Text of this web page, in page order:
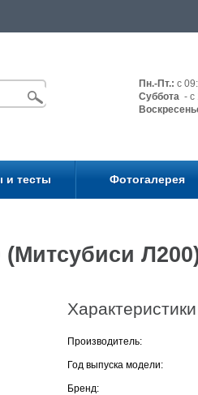
Пн.-Пт.: с
Суббота - с
и тесты Фотогалерея
Характеристики
Производитель:
Год выпуска модели:
Бренд: